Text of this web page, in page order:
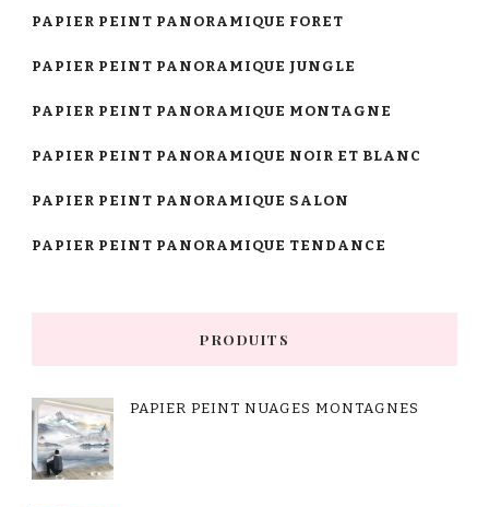
PAPIER PEINT PANORAMIQUE FORET
PAPIER PEINT PANORAMIQUE JUNGLE
PAPIER PEINT PANORAMIQUE MONTAGNE
PAPIER PEINT PANORAMIQUE NOIR ET BLANC
PAPIER PEINT PANORAMIQUE SALON
PAPIER PEINT PANORAMIQUE TENDANCE
PRODUITS
PAPIER PEINT NUAGES MONTAGNES